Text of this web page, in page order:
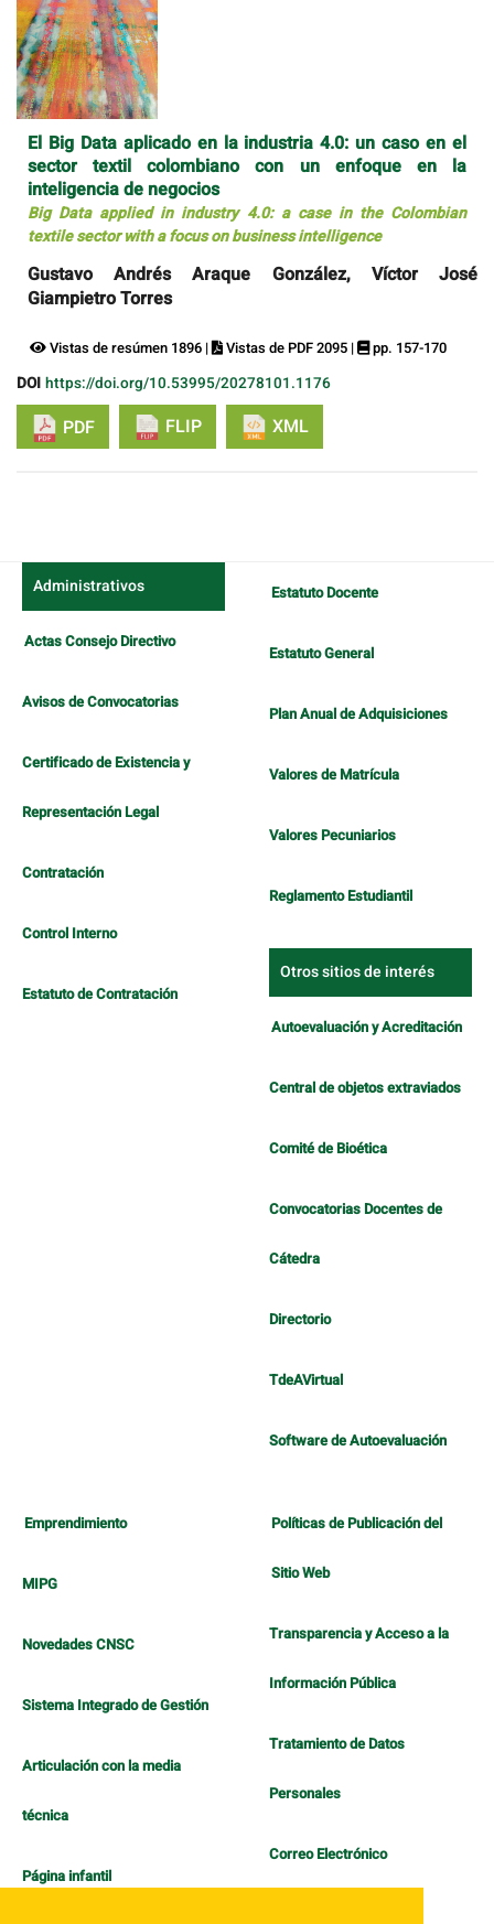
El Big Data aplicado en la industria 4.0: un caso en el
sector textil colombiano con un enfoque en la
inteligencia de negocios
Big Data applied in industry 4.0: a case in the Colombian
textile sector with a focus on business intelligence
Gustavo Andrés Araque González, Víctor José
Giampietro Torres
Vistas de resúmen 1896 | Vistas de PDF 2095 | pp. 157-170
DOI https://doi.org/10.53995/20278101.1176
PDF FLIP XML
Administrativos
Actas Consejo Directivo
Avisos de Convocatorias
Certificado de Existencia y
Representación Legal
Contratación
Control Interno
Estatuto de Contratación
Estatuto Docente
Estatuto General
Plan Anual de Adquisiciones
Valores de Matrícula
Valores Pecuniarios
Reglamento Estudiantil
Otros sitios de interés
Autoevaluación y Acreditación
Central de objetos extraviados
Comité de Bioética
Convocatorias Docentes de
Cátedra
Directorio
TdeAVirtual
Software de Autoevaluación
Emprendimiento
MIPG
Novedades CNSC
Sistema Integrado de Gestión
Articulación con la media
técnica
Página infantil
Políticas de Publicación del
Sitio Web
Transparencia y Acceso a la
Información Pública
Tratamiento de Datos
Personales
Correo Electrónico